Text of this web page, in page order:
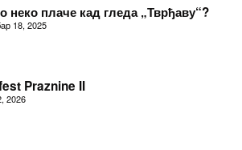
неко плаче кад гледа „Тврђаву“?
18, 2025
Praznine II
2026